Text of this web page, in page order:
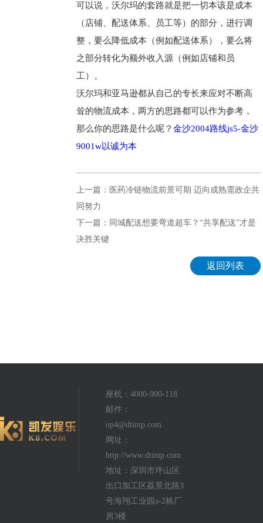
可以说，沃尔玛的套路就是把一切本该是成本
（店铺、配送体系、员工等）的部分，进行调
整，要么降低成本（例如配送体系），要么将
之部分转化为额外收入源（例如店铺和员
工）。
沃尔玛和亚马逊都从自己的专长来应对不断高
耸的物流成本，两方的思路都可以作为参考，
那么你的思路是什么呢？ 金沙2004路线js5-金沙
9001w以诚为本
上一篇：医药冷链物流前景可期 迈向成熟需政企共
同努力
下一篇：同城配送想要弯道超车？“共享配送”才是
决胜关键
返回列表
座机：4000-900-118
邮件：
op4@dtimp.com
网址：
http://www.dtimp.com
地址：深圳市坪山区
出口加工区荔景北路3
号海翔工业园a-2栋厂
房3楼